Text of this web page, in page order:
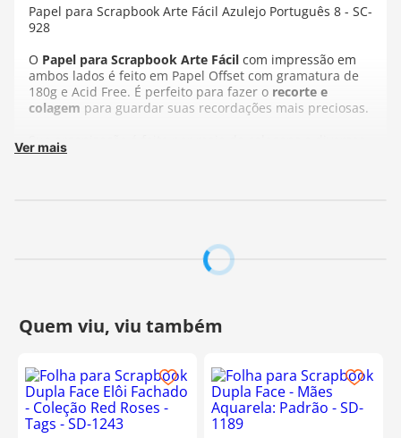
Papel para Scrapbook Arte Fácil Azulejo Português 8 - SC-
928
O Papel para Scrapbook Arte Fácil com impressão em
ambos lados é feito em Papel Offset com gramatura de
180g e Acid Free. É perfeito para fazer o recorte e
colagem para guardar suas recordações mais preciosas.
Sua organização é feita por meio de colagens e diversas
outras técnicas, é só deixar sua imaginação fluir!
Ver mais